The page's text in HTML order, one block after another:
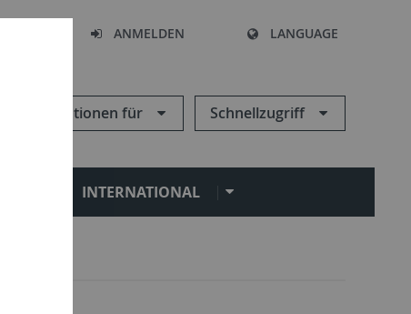
ANMELDEN LANGUAGE
Informationen für Schnellzugriff
INTERNATIONAL